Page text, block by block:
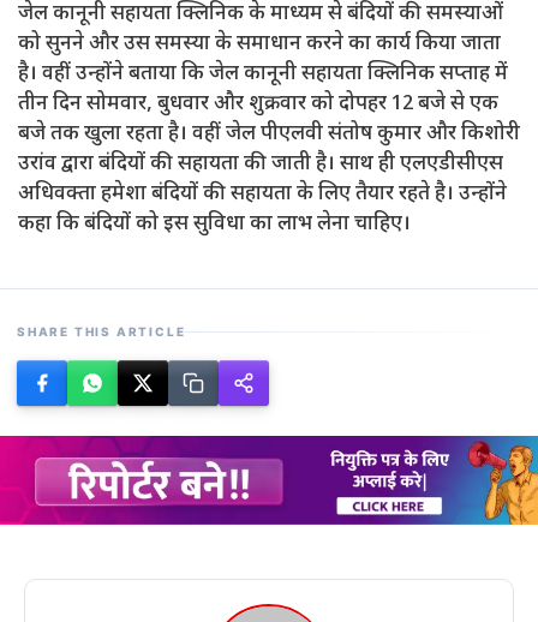
जेल कानूनी सहायता क्लिनिक के माध्यम से बंदियों की समस्याओं
को सुनने और उस समस्या के समाधान करने का कार्य किया जाता
है। वहीं उन्होंने बताया कि जेल कानूनी सहायता क्लिनिक सप्ताह में
तीन दिन सोमवार, बुधवार और शुक्रवार को दोपहर 12 बजे से एक
बजे तक खुला रहता है। वहीं जेल पीएलवी संतोष कुमार और किशोरी
उरांव द्वारा बंदियों की सहायता की जाती है। साथ ही एलएडीसीएस
अधिवक्ता हमेशा बंदियों की सहायता के लिए तैयार रहते है। उन्होंने
कहा कि बंदियों को इस सुविधा का लाभ लेना चाहिए।
SHARE THIS ARTICLE